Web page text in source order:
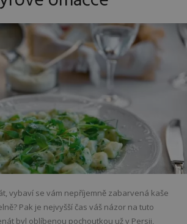
vybaví se vám nepříjemně zabarvená kaše
Pak je nejvyšší čas váš názor na tuto
byl oblíbenou pochoutkou už v Persii,